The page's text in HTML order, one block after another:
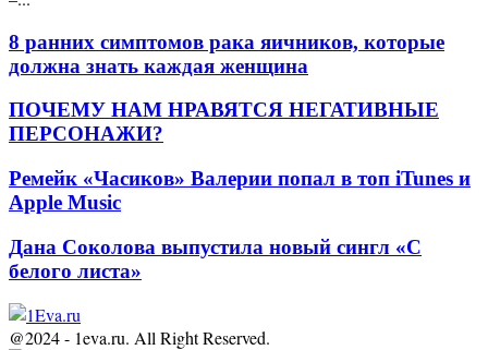
8 ранних симптомов рака яичников, которые
должна знать каждая женщина
ПОЧЕМУ НАМ НРАВЯТСЯ НЕГАТИВНЫЕ
ПЕРСОНАЖИ?
Ремейк «Часиков» Валерии попал в топ iTunes и
Apple Music
Дана Соколова выпустила новый сингл «С
белого листа»
@2024 - 1eva.ru. All Right Reserved.